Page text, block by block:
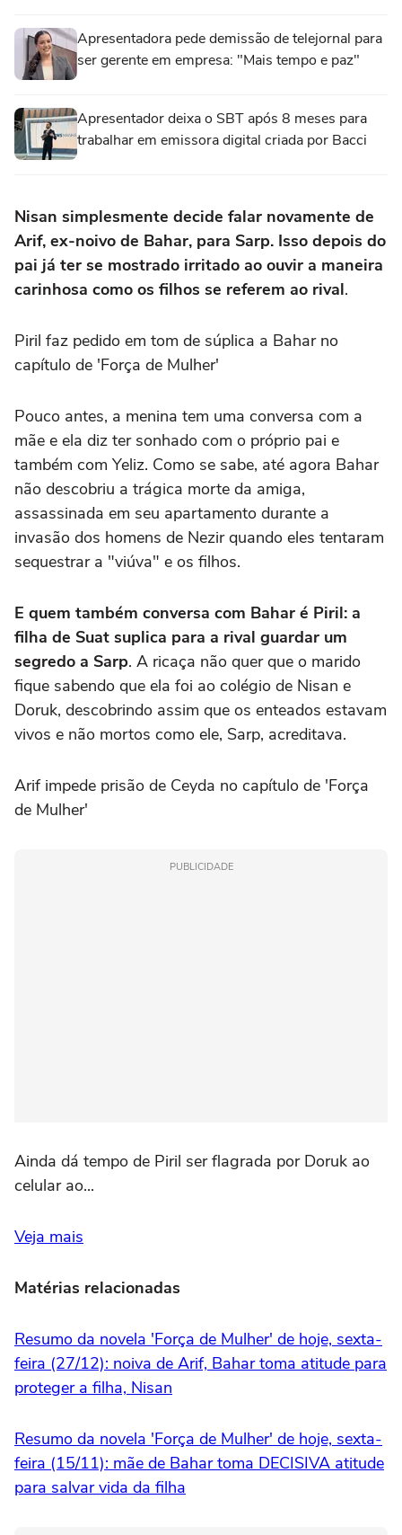
Apresentadora pede demissão de telejornal para
ser gerente em empresa: "Mais tempo e paz"
Apresentador deixa o SBT após 8 meses para
trabalhar em emissora digital criada por Bacci
Nisan simplesmente decide falar novamente de
Arif, ex-noivo de Bahar, para Sarp. Isso depois do
pai já ter se mostrado irritado ao ouvir a maneira
carinhosa como os filhos se referem ao rival.
Piril faz pedido em tom de súplica a Bahar no
capítulo de 'Força de Mulher'
Pouco antes, a menina tem uma conversa com a
mãe e ela diz ter sonhado com o próprio pai e
também com Yeliz. Como se sabe, até agora Bahar
não descobriu a trágica morte da amiga,
assassinada em seu apartamento durante a
invasão dos homens de Nezir quando eles tentaram
sequestrar a "viúva" e os filhos.
E quem também conversa com Bahar é Piril: a
filha de Suat suplica para a rival guardar um
segredo a Sarp. A ricaça não quer que o marido
fique sabendo que ela foi ao colégio de Nisan e
Doruk, descobrindo assim que os enteados estavam
vivos e não mortos como ele, Sarp, acreditava.
Arif impede prisão de Ceyda no capítulo de 'Força
de Mulher'
PUBLICIDADE
Ainda dá tempo de Piril ser flagrada por Doruk ao
celular ao...
Veja mais
Matérias relacionadas
Resumo da novela 'Força de Mulher' de hoje, sexta-
feira (27/12): noiva de Arif, Bahar toma atitude para
proteger a filha, Nisan
Resumo da novela 'Força de Mulher' de hoje, sexta-
feira (15/11): mãe de Bahar toma DECISIVA atitude
para salvar vida da filha